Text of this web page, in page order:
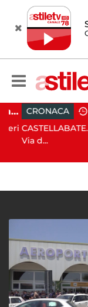
Angri, scippano anziana davanti ad un negozio: tre arresti CRONACA
Via d...